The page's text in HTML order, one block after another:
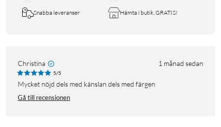
Snabba leveranser Hämta i butik, GRATIS!
Christina 1 månad sedan
5/5
Mycket nöjd dels med känslan dels med färgen
Gå till recensionen